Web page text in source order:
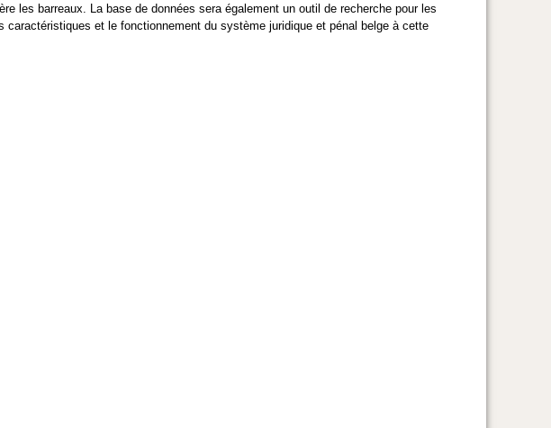
les barreaux. La base de données sera également un outil de recherche pour les
et le fonctionnement du système juridique et pénal belge à cette